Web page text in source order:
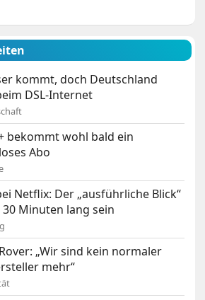
kommt, doch Deutschland
DSL-Internet
bekommt wohl bald ein
Abo
Netflix: Der „ausführliche Blick“
Minuten lang sein
„Wir sind kein normaler
mehr“